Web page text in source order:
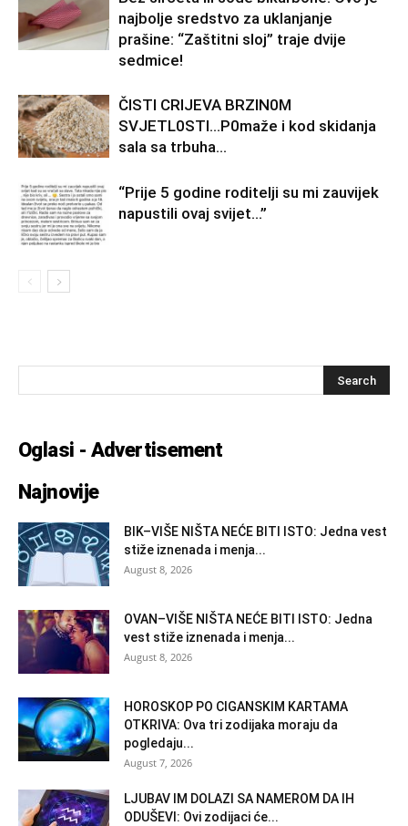
najbolje sredstvo za uklanjanje
prašine: “Zaštitni sloj” traje dvije
sedmice!
ČISTI CRIJEVA BRZIN0M
SVJETL0STI…P0maže i kod skidanja
sala sa trbuha…
“Prije 5 godine roditelji su mi zauvijek
napustili ovaj svijet…”
Oglasi - Advertisement
Najnovije
BIK–VIŠE NIŠTA NEĆE BITI ISTO: Jedna vest
stiže iznenada i menja...
August 8, 2026
OVAN–VIŠE NIŠTA NEĆE BITI ISTO: Jedna
vest stiže iznenada i menja...
August 8, 2026
HOROSKOP PO CIGANSKIM KARTAMA
OTKRIVA: Ova tri zodijaka moraju da
pogledaju...
August 7, 2026
LJUBAV IM DOLAZI SA NAMEROM DA IH
ODUŠEVI: Ovi zodijaci će...